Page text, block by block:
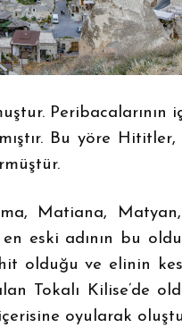
Bu yöre
Matiana,
en eski adının bu
olduğu ve elinin
Tokalı Kilise’de
oyularak